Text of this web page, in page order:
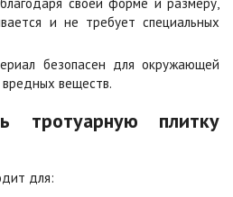
Цена по запросу
Степь
Цена по запросу
и не требует специальных
безопасен для окружающей
веществ.
тротуарную плитку
для: